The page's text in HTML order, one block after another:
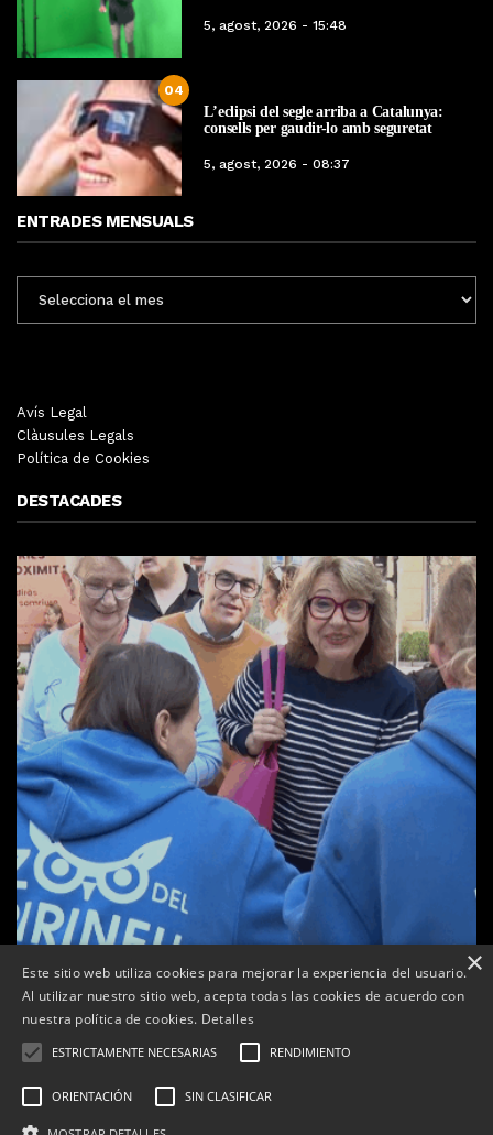
5, agost, 2026 - 15:48
04
L’eclipsi del segle arriba a Catalunya:
consells per gaudir-lo amb seguretat
5, agost, 2026 - 08:37
ENTRADES MENSUALS
MENSUALS
Avís Legal
Clàusules Legals
Política de Cookies
DESTACADES
Tàrrega celebra la 25a Fira del Medi Ambient
Per Tàrrega Televisió 18, octubre, 2025 - 12:26
×
Este sitio web utiliza cookies para mejorar la experiencia del usuario.
Al utilizar nuestro sitio web, acepta todas las cookies de acuerdo con
nuestra política de cookies. Detalles
ESTRICTAMENTE NECESARIAS RENDIMIENTO
ORIENTACIÓN SIN CLASIFICAR